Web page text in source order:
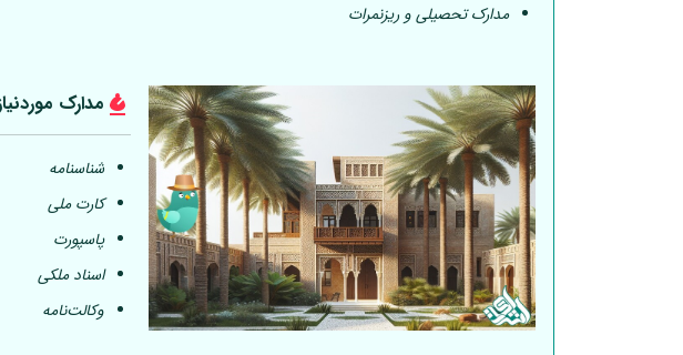
مدارک تحصیلی و ریزنمرات
مدارک
شناسنامه
کارت ملی
پاسپورت
اسناد ملکی
وکالت‌نامه